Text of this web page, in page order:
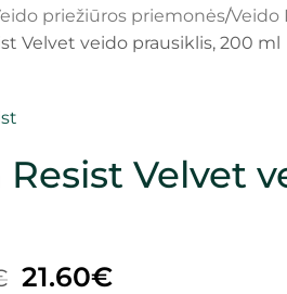
priežiūros priemonės Veido
Velvet veido prausiklis, 200 ml
Resist Velvet
21.60€